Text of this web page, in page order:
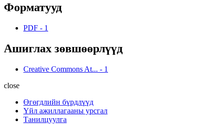
Форматууд
PDF - 1
Ашиглах зөвшөөрлүүд
Creative Commons At... - 1
close
Өгөгдлийн бүрдлүүд
Үйл ажиллагааны урсгал
Танилцуулга